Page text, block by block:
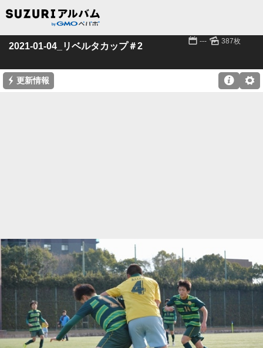
2021-01-04_リベルタカップ＃2 📅 --- 🌄 387枚
⚡ 更新情報 ⚙
